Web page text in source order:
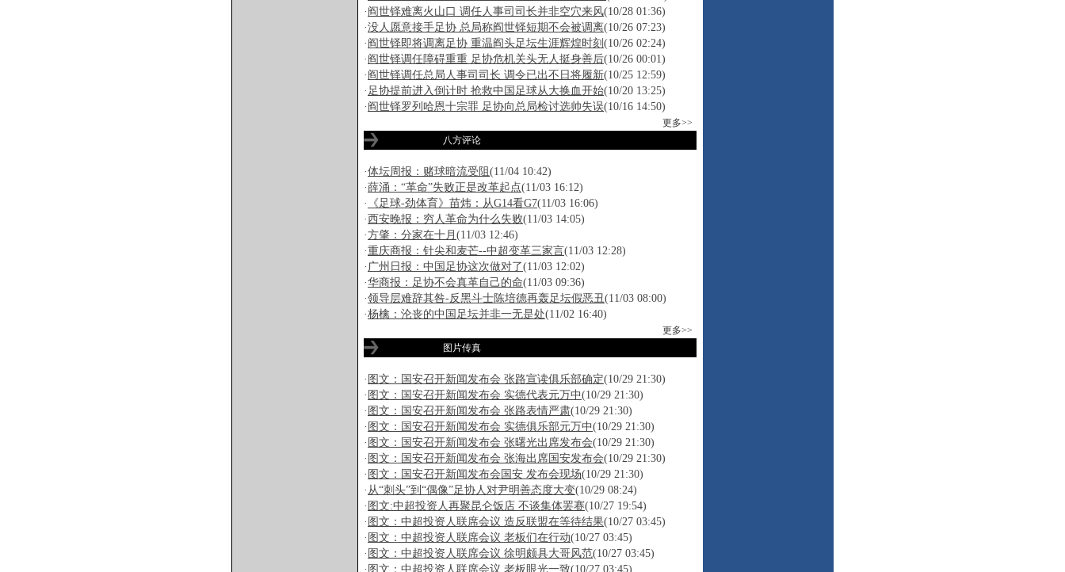
· 阎世铎难离火山口 调任人事司司长并非空穴来风(10/28 01:36)
·没人愿意接手足协 总局称阎世铎短期不会被调离(10/26 07:23)
· 阎世铎即将调离足协 重温阎头足坛生涯辉煌时刻 (10/26 02:24)
· 阎世铎调任障碍重重 足协危机关头无人挺身善后(10/26 00:01)
· 阎世铎调任总局人事司司长 调令已出不日将履新(10/25 12:59)
· 足协提前进入倒计时 抢救中国足球从大换血开始(10/20 13:25)
· 阎世铎罗列哈恩十宗罪 足协向总局检讨选帅失误(10/16 14:50)
更多>>
八方评论
·体坛周报：赌球暗流受阻 (11/04 10:42)
·薛涌：“革命”失败正是改革起点(11/03 16:12)
·
《足球-劲体育》苗炜：从G14看G7(11/03 16:06)
· 西安晚报：穷人革命为什么失败(11/03 14:05)
·方肇：分家在十月 (11/03 12:46)
·重庆商报：针尖和麦芒--中超变革三家言(11/03 12:28)
· 广州日报：中国足协这次做对了(11/03 12:02)
·华商报：足协不会真革自己的命(11/03 09:36)
·领导层难辞其咎-反黑斗士陈培德再轰足坛假恶丑(11/03 08:00)
·杨檎：沦丧的中国足坛并非一无是处(11/02 16:40)
更多>>
图片传真
· 图文：国安召开新闻发布会 张路宣读俱乐部确定(10/29 21:30)
· 图文：国安召开新闻发布会 实德代表元万中(10/29 21:30)
· 图文：国安召开新闻发布会 张路表情严肃(10/29 21:30)
· 图文：国安召开新闻发布会 实德俱乐部元万中(10/29 21:30)
· 图文：国安召开新闻发布会 张曙光出席发布会(10/29 21:30)
· 图文：国安召开新闻发布会 张海出席国安发布会(10/29 21:30)
· 图文：国安召开新闻发布会国安 发布会现场(10/29 21:30)
· 从“刺头”到“偶像”足协人对尹明善态度大变(10/29 08:24)
· 图文:中超投资人再聚昆仑饭店 不谈集体罢赛(10/27 19:54)
· 图文：中超投资人联席会议 造反联盟在等待结果(10/27 03:45)
· 图文：中超投资人联席会议 老板们在行动(10/27 03:45)
· 图文：中超投资人联席会议 徐明颇具大哥风范(10/27 03:45)
· 图文：中超投资人联席会议 老板眼光一致(10/27 03:45)